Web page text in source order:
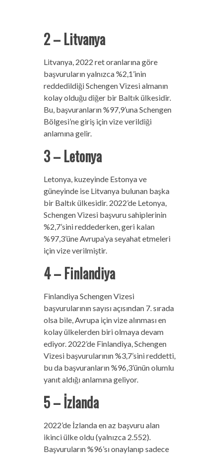
2 – Litvanya
Litvanya, 2022 ret oranlarına göre
başvuruların yalnızca %2,1’inin
reddedildiği Schengen Vizesi almanın
kolay olduğu diğer bir Baltık ülkesidir.
Bu, başvuranların %97,9’una Schengen
Bölgesi’ne giriş için vize verildiği
anlamına gelir.
3 – Letonya
Letonya, kuzeyinde Estonya ve
güneyinde ise Litvanya bulunan başka
bir Baltık ülkesidir. 2022’de Letonya,
Schengen Vizesi başvuru sahiplerinin
%2,7’sini reddederken, geri kalan
%97,3’üne Avrupa’ya seyahat etmeleri
için vize verilmiştir.
4 – Finlandiya
Finlandiya Schengen Vizesi
başvurularının sayısı açısından 7. sırada
olsa bile, Avrupa için vize alınması en
kolay ülkelerden biri olmaya devam
ediyor. 2022’de Finlandiya, Schengen
Vizesi başvurularının %3,7’sini reddetti,
bu da başvuranların %96,3’ünün olumlu
yanıt aldığı anlamına geliyor.
5 – İzlanda
2022’de İzlanda en az başvuru alan
ikinci ülke oldu (yalnızca 2.552).
Başvuruların %96’sı onaylanıp sadece